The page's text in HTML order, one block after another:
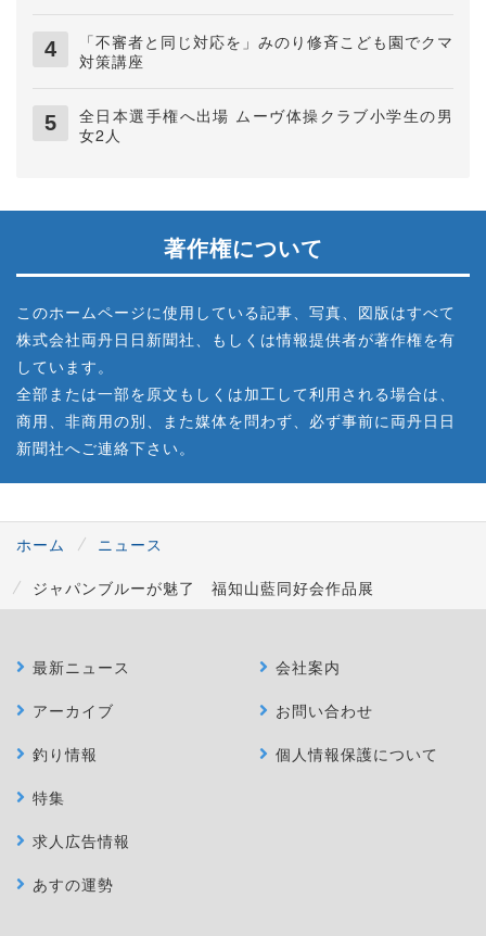
「不審者と同じ対応を」みのり修斉こども園でクマ
対策講座
全日本選手権へ出場 ムーヴ体操クラブ小学生の男
女2人
著作権について
このホームページに使用している記事、写真、図版はすべて
株式会社両丹日日新聞社、もしくは情報提供者が著作権を有
しています。
全部または一部を原文もしくは加工して利用される場合は、
商用、非商用の別、また媒体を問わず、必ず事前に両丹日日
新聞社へご連絡下さい。
ホーム
ニュース
ジャパンブルーが魅了 福知山藍同好会作品展
最新ニュース
アーカイブ
釣り情報
特集
求人広告情報
あすの運勢
会社案内
お問い合わせ
個人情報保護について